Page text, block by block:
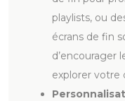
playlists, ou
écrans de fin
d’encourager
explorer votre